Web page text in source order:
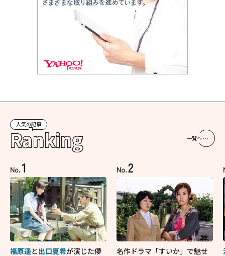
人気の記事
Ranking 一覧へ
No.1
福原遥と出口夏希が演じた儚
No.2
名作ドラマ「すいか」で魅せ